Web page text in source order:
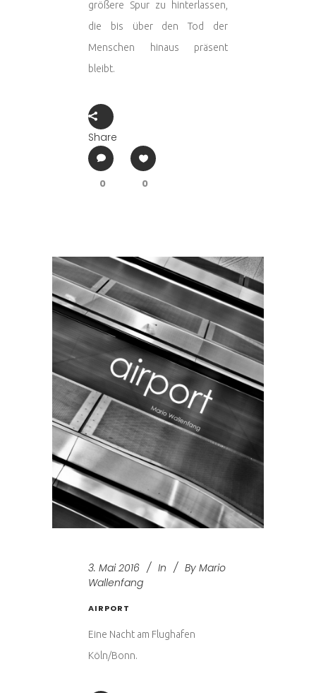
größere Spur zu hinterlassen,
die bis über den Tod der
Menschen hinaus präsent
bleibt.
Share
0 0
3. Mai 2016 In By Mario
Wallenfang
AIRPORT
Eine Nacht am Flughafen
Köln/Bonn.